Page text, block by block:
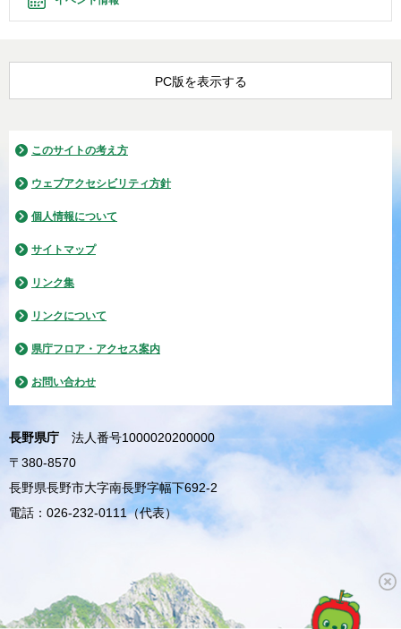
PC版を表示する
このサイトの考え方
ウェブアクセシビリティ方針
個人情報について
サイトマップ
リンク集
リンクについて
県庁フロア・アクセス案内
お問い合わせ
長野県庁
法人番号1000020200000
〒380-8570
長野県長野市大字南長野字幅下692-2
電話：026-232-0111（代表）